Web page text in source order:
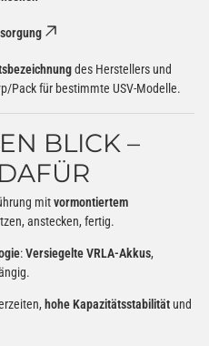
des Herstellers und
Pack für bestimmte USV-Modelle.
BLICK –
mitvormontiertem
anstecken, fertig.
:Versiegelte VRLA-Akkus,
hohe Kapazitätsstabilität und